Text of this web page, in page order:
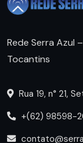
Rede Serra Azul
Tocantins
Rua 19, n° 21,
+(62) 98598-